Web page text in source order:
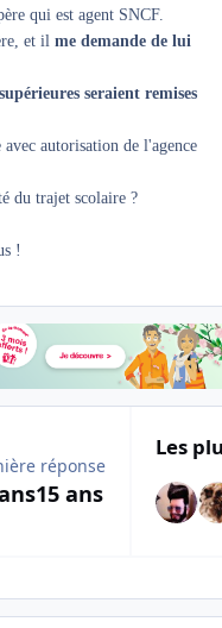
qui est agent SNCF.
et il me demande de lui
seraient remises
autorisation de l'agence
du trajet scolaire ?
!
réponse
15 ans
Les
topic overview